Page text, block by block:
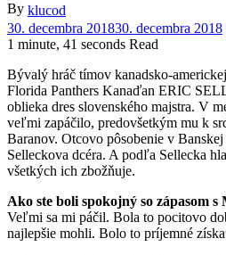
By klucod
30. decembra 201830. decembra 2018
1 minute, 41 seconds Read
Bývalý hráč tímov kanadsko-
Florida Panthers Kanaďan ERIC
oblieka dres slovenského majstra. V
veľmi zapáčilo, predovšetkým mu k
Baranov. Otcovo pôsobenie v
Selleckova dcéra. A podľa Sellecka
všetkých ich zbožňuje.
Ako ste boli spokojný so zápasom s
Veľmi sa mi páčil. Bola to pocitovo
najlepšie mohli. Bolo to príjemné